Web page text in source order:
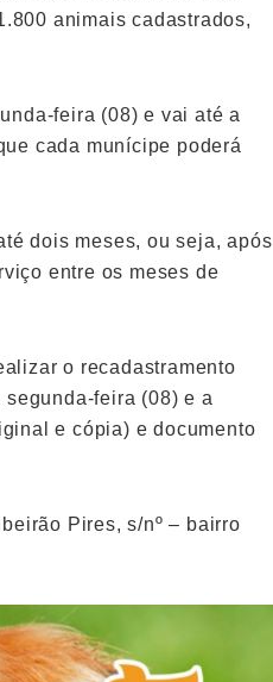
animais cadastrados,
feira (08) e vai até a
cada munícipe poderá
dois meses, ou seja, após
entre os meses de
o recadastramento
feira (08) e a
e cópia) e documento
Pires, s/nº – bairro